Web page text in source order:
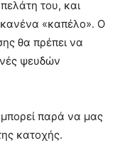
του, και
κανένα «καπέλο». Ο
θα πρέπει να
ψευδών
μπορεί παρά να μας
κατοχής.